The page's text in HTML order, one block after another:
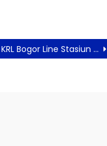
KRL Bogor Line Stasiun Manggarai Siap Beroperasi di Lantai 2